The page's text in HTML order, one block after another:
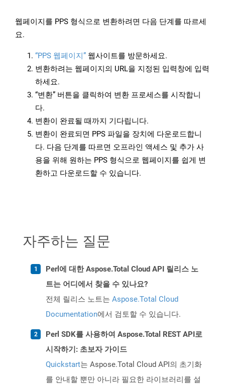
웹페이지를 PPS 형식으로 변환하려면 다음 단계를 따르세
요.
“PPS 웹페이지” 웹사이트를 방문하세요.
변환하려는 웹페이지의 URL을 지정된 입력창에 입력
하세요.
“변환” 버튼을 클릭하여 변환 프로세스를 시작합니
다.
변환이 완료될 때까지 기다립니다.
변환이 완료되면 PPS 파일을 장치에 다운로드합니
다. 다음 단계를 따르면 오프라인 액세스 및 추가 사
용을 위해 원하는 PPS 형식으로 웹페이지를 쉽게 변
환하고 다운로드할 수 있습니다.
자주하는 질문
Perl에 대한 Aspose.Total Cloud API 릴리스 노
트는 어디에서 찾을 수 있나요?
전체 릴리스 노트는 Aspose.Total Cloud
Documentation에서 검토할 수 있습니다.
Perl SDK를 사용하여 Aspose.Total REST API로
시작하기: 초보자 가이드
Quickstart는 Aspose.Total Cloud API의 초기화
를 안내할 뿐만 아니라 필요한 라이브러리를 설